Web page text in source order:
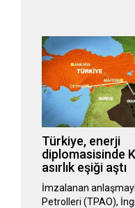
Türkiye, enerji
diplomasisinde
asırlık eşiği aştı
İmzalanan
Petrolleri (TPAO),